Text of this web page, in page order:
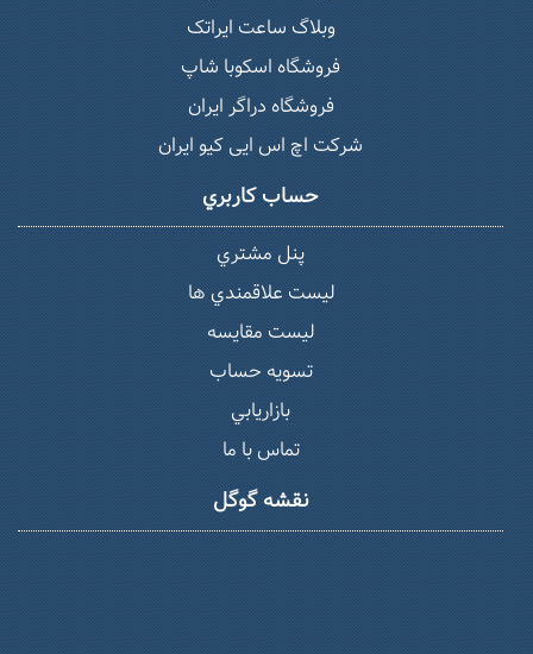
وبلاگ ساعت ایراتک
فروشگاه اسکوبا شاپ
فروشگاه دراگر ایران
شرکت اچ اس ایی کیو ایران
حساب كاربري
پنل مشتري
ليست علاقمندي ها
لیست مقایسه
تسويه حساب
بازاريابي
تماس با ما
نقشه گوگل